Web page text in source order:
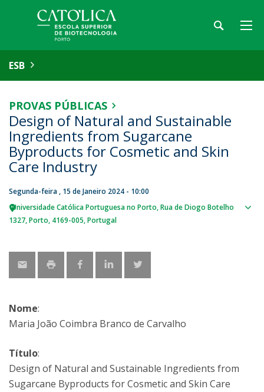
ESB
PROVAS PÚBLICAS
Design of Natural and Sustainable
Ingredients from Sugarcane
Byproducts for Cosmetic and Skin
Care Industry
Segunda-feira , 15 de Janeiro 2024 - 10:00
Universidade Católica Portuguesa no Porto Rua de Diogo Botelho
1327 Porto 4169-005 Portugal
Nome:
Maria João Coimbra Branco de Carvalho
Título:
Design of Natural and Sustainable Ingredients from
Sugarcane Byproducts for Cosmetic and Skin Care